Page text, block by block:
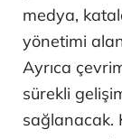
medya,
yönetimi
Ayrıca
sürekli
sağlanacak.